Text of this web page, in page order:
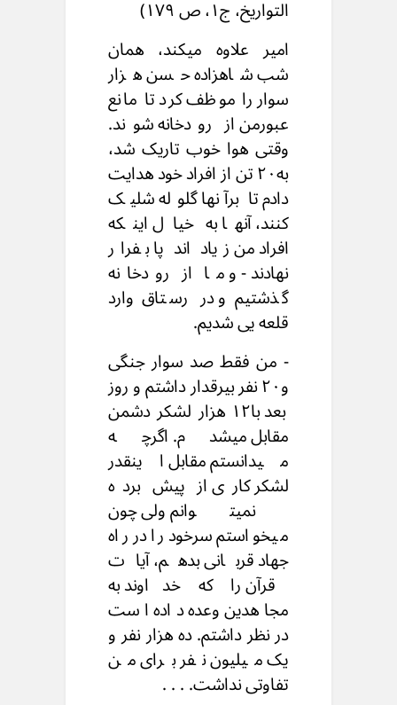
التواریخ، ج۱، ص ۱۷۹)
امیر علاوه میکند، همان
شب شاهزاده حسن هزار
سوار را موظف کرد تا مانع
عبورمن از رودخانه شوند.
وقتی هوا خوب تاریک شد،
به۲۰ تن از افراد خود هدایت
دادم تا برآنها گلوله شلیک
کنند، آنها به خیال اینکه
افراد من زیاد اند پا بفرار
نهادند - و ما از رودخانه
گذشتیم و در رستاق وارد
قلعه یی شدیم.
- من فقط صد سوار جنگی
و۲۰ نفر بیرقدار داشتم و روز
بعد با۱۲ هزار لشکر دشمن
مقابل میشدم. اگرچه
میدانستم مقابل اینقدر
لشکر کاری از پیش برده
نمیتوانم ولی چون
میخواستم سرخود را در راه
جهاد قربانی بدهم، آیات
قرآن را که خداوند به
مجاهدین وعده داده است
در نظر داشتم. ده هزار نفر و
یک میلیون نفر برای من
تفاوتی نداشت. . . .